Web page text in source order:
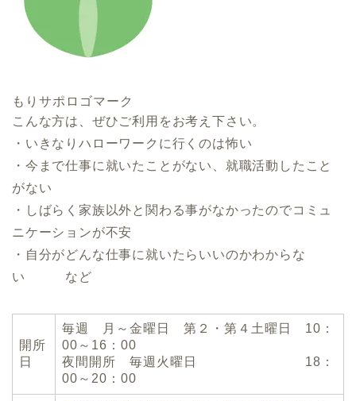
もりサポロゴマーク
こんな方は、ぜひご利用をお考え下さい。
・いきなりハローワークに行くのは怖い
・今まで仕事に就いたことがない、就職活動したこと
がない
・しばらく家族以外と関わる事がなかったのでコミュ
ニケーションが不安
・自分がどんな仕事に就いたらいいのかわからな
い など
開所
日
毎週 月～金曜日 第２・第４土曜日 10：
00～16：00
夜間開所 毎週火曜日 18：
00～20：00